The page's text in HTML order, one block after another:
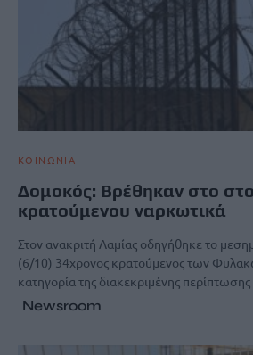
ΚΟΙΝΩΝΙΑ
Δομοκός: Βρέθηκαν στο
κρατούμενου ναρκωτικά
Στον ανακριτή Λαμίας οδηγήθηκε το
(6/10) 34χρονος κρατούμενος των
κατηγορία της διακεκριμένης
Newsroom